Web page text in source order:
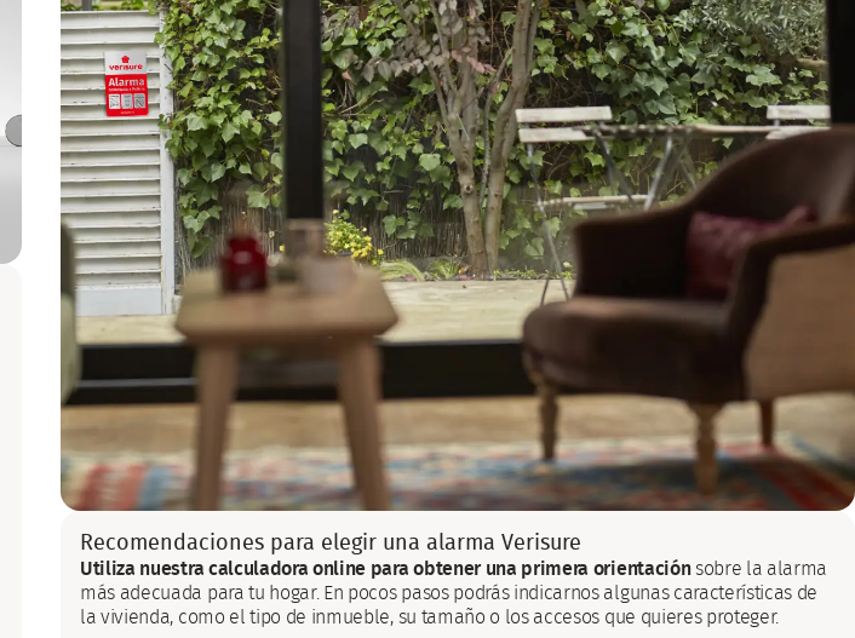
Recomendaciones para elegir una alarma Verisure
Utiliza nuestra calculadora online para obtener una primera orientaciónsobre la alarma
más adecuada para tu hogar. En pocos pasos podrás indicarnos algunas características de
la vivienda, como el tipo de inmueble, su tamaño o los accesos que quieres proteger.